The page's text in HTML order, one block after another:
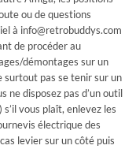
ou de questions
à info@retrobuddys.com
de procéder au
démontages sur un
surtout pas se tenir sur un
ne disposez pas d’un outil
vous plaît, enlevez les
électrique des
levier sur un côté puis